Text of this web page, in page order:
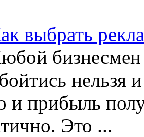
выбрать
бизнесмен
нельзя
и прибыль
Это ...